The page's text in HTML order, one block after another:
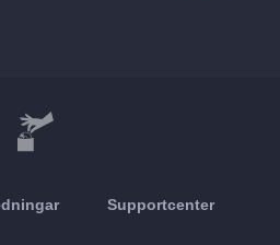
Supportcenter